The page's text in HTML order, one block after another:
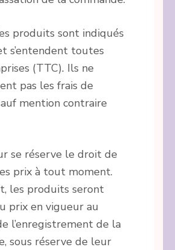
produits sont indiqués
s’entendent toutes
(TTC). Ils ne
pas les frais de
mention contraire
se réserve le droit de
prix à tout moment.
les produits seront
prix en vigueur au
l’enregistrement de la
sous réserve de leur